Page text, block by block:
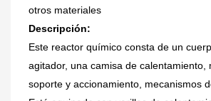
otros materiales
Descripción:
Este reactor químico consta de un
agitador, una camisa de calentamiento,
soporte y accionamiento, mecanismos